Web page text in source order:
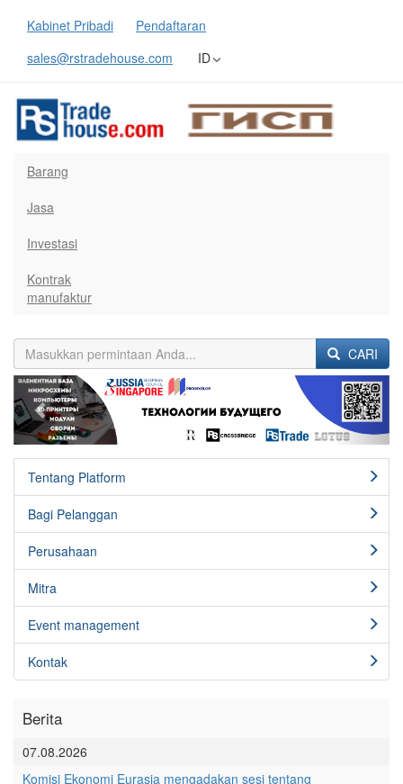
Kabinet Pribadi
Pendaftaran
sales@rstradehouse.com
ID
Barang
Jasa
Investasi
Kontrak
manufaktur
CARI
Previous Next
Tentang Platform
Bagi Pelanggan
Perusahaan
Mitra
Event management
Kontak
Berita
07.08.2026
Komisi Ekonomi Eurasia mengadakan sesi tentang